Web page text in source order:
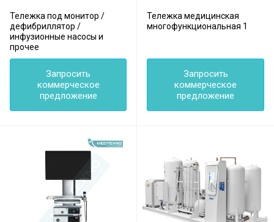
Тележка под монитор /
дефибриллятор /
инфузионные насосы и
прочее
Запросить
коммерческое
предложение
Тележка медицинская
многофункциональная 1
Запросить
коммерческое
предложение